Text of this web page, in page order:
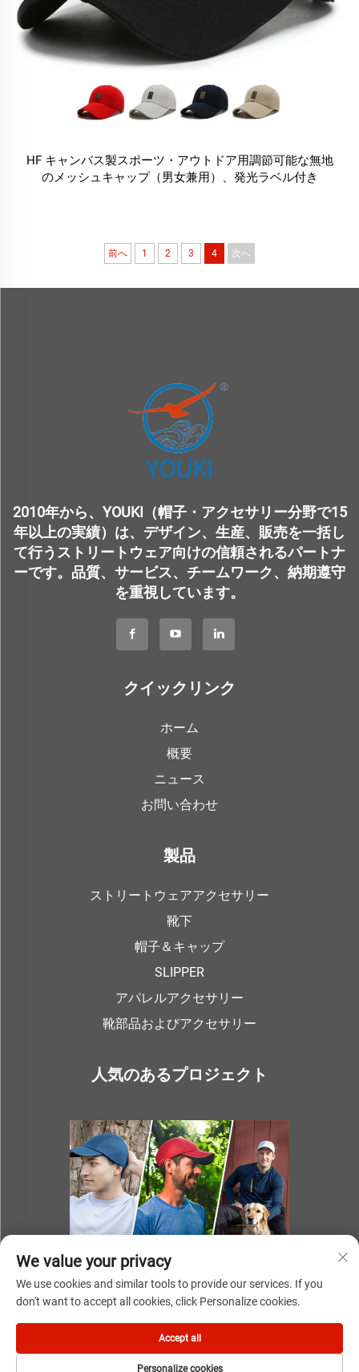
HF キャンバス製スポーツ・アウトドア用調節可能な無地
のメッシュキャップ（男女兼用）、発光ラベル付き
前へ 1 2 3 4 次へ
2010年から、YOUKI（帽子・アクセサリー分野で15
年以上の実績）は、デザイン、生産、販売を一括し
て行うストリートウェア向けの信頼されるパートナ
ーです。品質、サービス、チームワーク、納期遵守
を重視しています。
クイックリンク
ホーム
概要
ニュース
お問い合わせ
製品
ストリートウェアアクセサリー
靴下
帽子＆キャップ
SLIPPER
アパレルアクセサリー
靴部品およびアクセサリー
人気のあるプロジェクト
著作権 © 2025 NINGBO YOUKI UNITE IMP & EXP CO.,LTD
We value your privacy
We use cookies and similar tools to provide our services. If you
don't want to accept all cookies, click Personalize cookies.
Personalize cookies
Accept all